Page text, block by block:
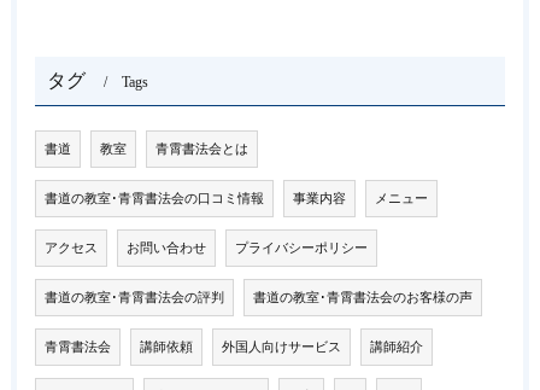
タグ Tags
書道 教室 青霄書法会とは
書道の教室･青霄書法会の口コミ情報 事業内容 メニュー
アクセス お問い合わせ プライバシーポリシー
書道の教室･青霄書法会の評判 書道の教室･青霄書法会のお客様の声
青霄書法会 講師依頼 外国人向けサービス 講師紹介